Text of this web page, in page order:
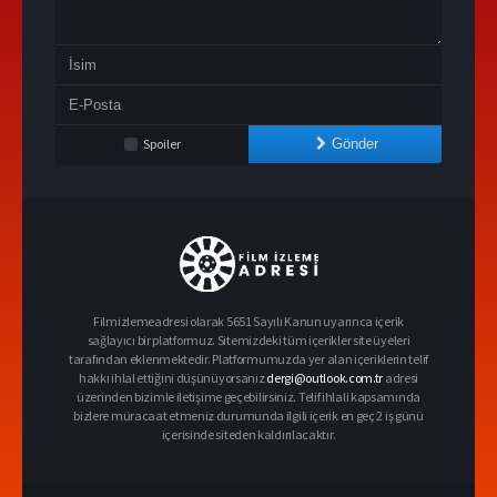
Spoiler Gönder
Filmizlemeadresi olarak 5651 Sayılı Kanun uyarınca içerik
sağlayıcı bir platformuz. Sitemizdeki tüm içerikler site üyeleri
tarafından eklenmektedir. Platformumuzda yer alan içeriklerin telif
hakkı ihlal ettiğini düşünüyorsanızdergi@outlook.com.tr adresi
üzerinden bizimle iletişime geçebilirsiniz. Telif ihlali kapsamında
bizlere müracaat etmeniz durumunda ilgili içerik en geç 2 iş günü
içerisinde siteden kaldırılacaktır.